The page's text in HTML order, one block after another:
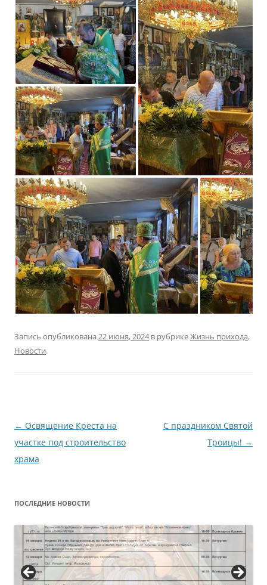
Запись опубликована 22 июня, 2024в рубрикеЖизнь прихода,
Новости.
Навигация
по
записям
← Освящение Креста на
участке под строительство
храма
С праздником Святой
Троицы! →
ПОСЛЕДНИЕ НОВОСТИ